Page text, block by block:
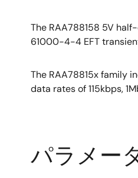
The RAA788158 5V
61000-4-4 EFT
The RAA78815x family
data rates of 115kbps,
パラメー